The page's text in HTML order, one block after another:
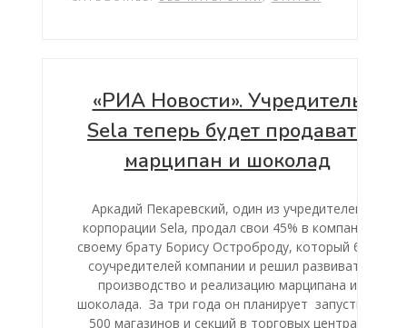
«РИА Новости». Учредитель
Sela теперь будет продавать
марципан и шоколад
Аркадий Пекаревский, один из учредителей
корпорации Sela, продал свои 45% в компании
своему брату Борису Остроброду, который был
соучредителей компании и решил развивать
производство и реализацию марципана и
шоколада. За три года он планирует запустить
500 магазинов и секций в торговых центрах.